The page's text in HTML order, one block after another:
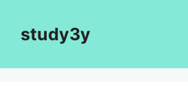
contentstudy3y